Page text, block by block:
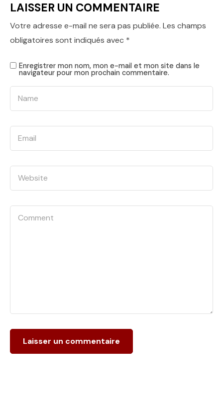
LAISSER UN COMMENTAIRE
Votre adresse e-mail ne sera pas publiée. Les champs
obligatoires sont indiqués avec *
Enregistrer mon nom, mon e-mail et mon site dans le
navigateur pour mon prochain commentaire.